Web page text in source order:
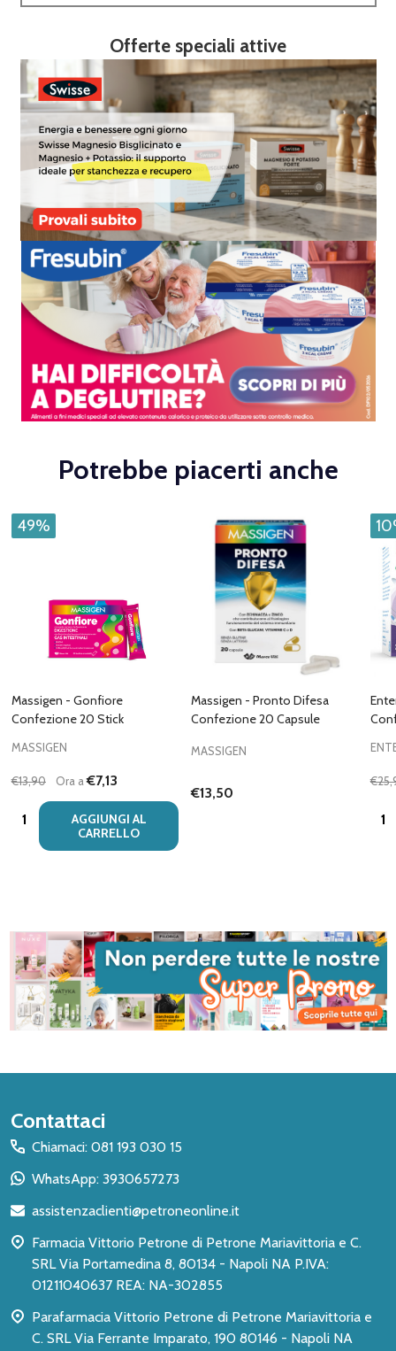
Offerte speciali attive
Potrebbe piacerti anche
49%
Massigen - Gonfiore
Confezione 20 Stick
MASSIGEN
€13,90 Ora a€7,13
Quantità:
AGGIUNGI AL
CARRELLO
Massigen - Pronto Difesa
Confezione 20 Capsule
MASSIGEN
€13,50
Inizio
del
piè
pagina
Contattaci
Chiamaci: 081 193 030 15
WhatsApp: 3930657273
assistenzaclienti@petroneonline.it
Farmacia Vittorio Petrone di Petrone Mariavittoria e C.
SRL Via Portamedina 8, 80134 - Napoli NA P.IVA:
01211040637 REA: NA-302855
Parafarmacia Vittorio Petrone di Petrone Mariavittoria e
C. SRL Via Ferrante Imparato, 190 80146 - Napoli NA